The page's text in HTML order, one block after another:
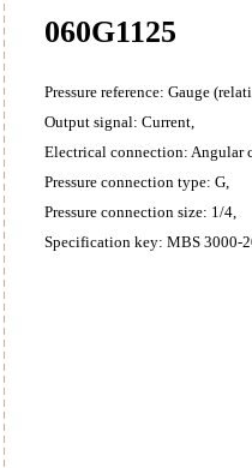
060G1125
Pressure reference: Gauge
Output signal: Current,
Electrical connection: Angular
Pressure connection type: G,
Pressure connection size: 1/4,
Specification key: MBS 3000-